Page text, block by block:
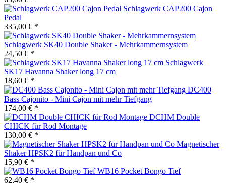
Schlagwerk CAP200 Cajon
Pedal
335,00 € *
Schlagwerk SK40 Double Shaker - Mehrkammernsystem
24,50 € *
Schlagwerk
SK17 Havanna Shaker long 17 cm
18,60 € *
DC400
Bass Cajonito - Mini Cajon mit mehr Tiefgang
174,00 € *
DCHM Double
CHICK für Rod Montage
130,00 € *
Magnetischer
Shaker HPSK2 für Handpan und Co
15,90 € *
WB16 Pocket Bongo Tief
62,40 € *